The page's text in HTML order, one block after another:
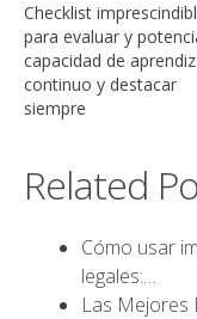
Checklist
para evaluar y
capacidad de
continuo y destacar
siempre
Related
Cómo usar
legales:…
Las Mejores